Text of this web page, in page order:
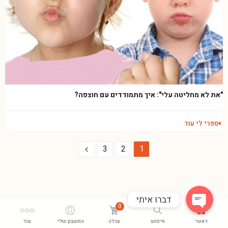
"את לא מחליטה עלי": איך מתמודדים עם חוצפה?
ספרי לי עוד
1
2
3
ראשי חיפוש
0
עגלה החשבון שלי עוד
Phone
דברו איתי